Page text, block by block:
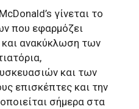
γίνεται το
που εφαρμόζει
ανακύκλωση των
και των
επισκέπτες και την
σήμερα στα